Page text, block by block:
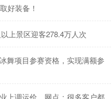
好装备！
上景区迎客278.4万人次
舞项目参赛资格，实现满额参
上调运价，网点：很多客户都